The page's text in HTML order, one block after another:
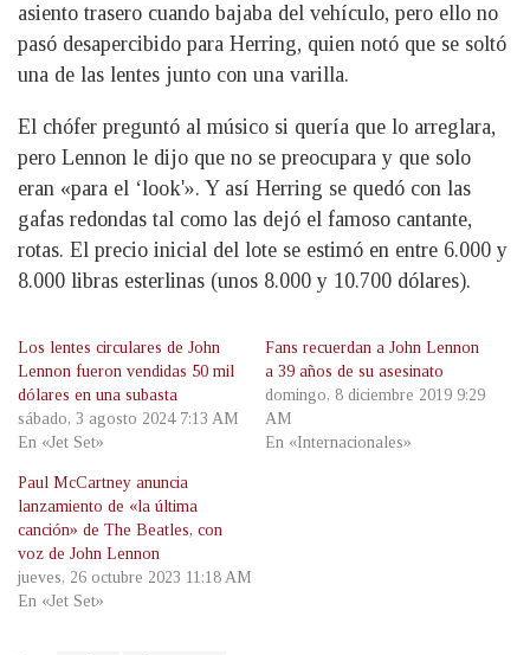
asiento trasero cuando bajaba del vehículo, pero ello no
pasó desapercibido para Herring, quien notó que se soltó
una de las lentes junto con una varilla.
El chófer preguntó al músico si quería que lo arreglara,
pero Lennon le dijo que no se preocupara y que solo
eran «para el ‘look'». Y así Herring se quedó con las
gafas redondas tal como las dejó el famoso cantante,
rotas. El precio inicial del lote se estimó en entre 6.000 y
8.000 libras esterlinas (unos 8.000 y 10.700 dólares).
Los lentes circulares de John
Lennon fueron vendidas 50 mil
dólares en una subasta
sábado, 3 agosto 2024 7:13 AM
En «Jet Set»
Fans recuerdan a John Lennon
a 39 años de su asesinato
domingo, 8 diciembre 2019 9:29
AM
En «Internacionales»
Paul McCartney anuncia
lanzamiento de «la última
canción» de The Beatles, con
voz de John Lennon
jueves, 26 octubre 2023 11:18 AM
En «Jet Set»